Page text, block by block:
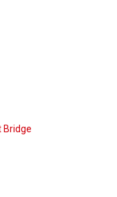
Bridge